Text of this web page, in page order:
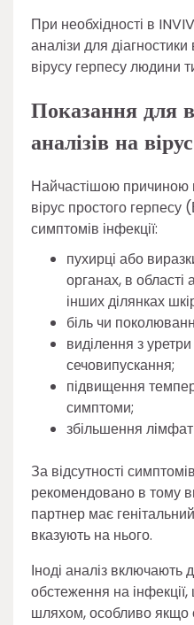
При необхідності в
аналізи для діагностики
вірусу герпесу людини
Показання для
аналізів на
Найчастішою причиною
вірус простого
симптомів інфекції:
пухирці або
органах, в області
інших ділянках
біль чи
виділення з
сечовипускання;
підвищення
симптоми;
збільшення
За відсутності
рекомендовано в тому
партнер має
вказують на нього.
Іноді аналіз включають
обстеження на
шляхом, особливо якщо